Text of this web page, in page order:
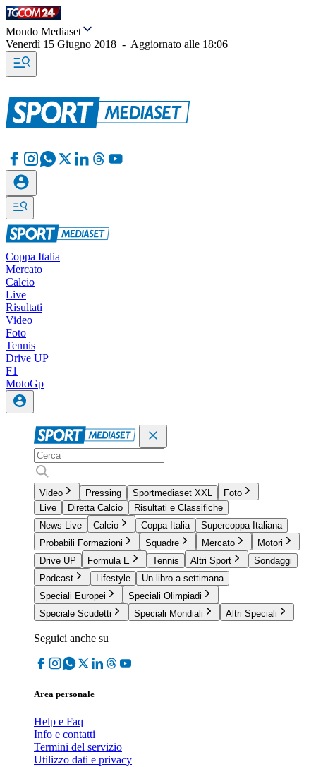
Mondo Mediaset
Venerdì 15 Giugno 2018 - Aggiornato alle 18:06
Coppa Italia
Mercato
Calcio
Live
Risultati
Video
Foto
Tennis
Drive UP
F1
MotoGp
Video Pressing Sportmediaset XXL
Foto
Live
Diretta Calcio
Risultati e Classifiche
News Live
Calcio Coppa Italia
Supercoppa Italiana
Probabili Formazioni
Squadre Mercato
Motori
Drive UP
Formula E Tennis Altri Sport
Sondaggi
Podcast
Lifestyle
Un libro a settimana
Speciali Europei
Speciali Olimpiadi
Speciale Scudetti
Speciali Mondiali Altri Speciali
Seguici anche su
Area personale
Help e Faq
Info e contatti
Termini del servizio
Utilizzo dati e privacy